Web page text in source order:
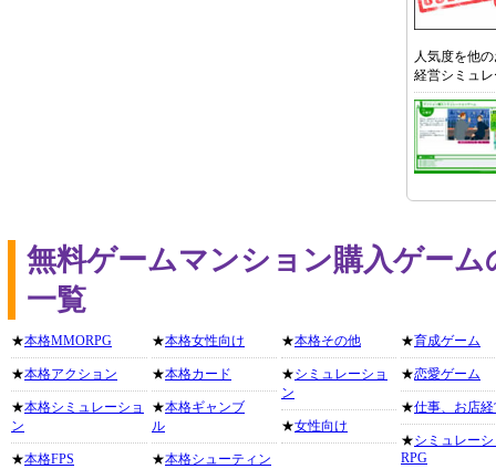
人気度を他
経営シミュ
無料ゲームマンション購入ゲー
一覧
★本格MMORPG
★本格アクション
★本格シミュレーショ
ン
★本格FPS
★本格女性向け
★本格カード
★本格ギャンブ
ル
★本格シューティン
★本格その他
★シミュレーショ
ン
★女性向け
★育成ゲーム
★恋愛ゲーム
★仕事、お店
★シミュレー
RPG